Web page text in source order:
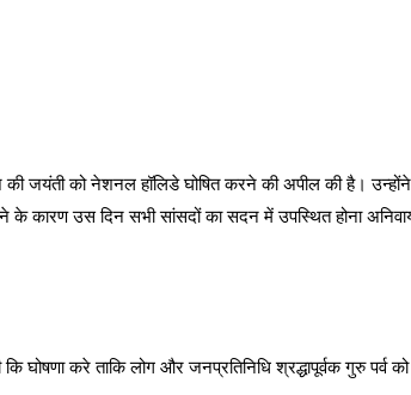
जयंती को नेशनल हॉलिडे घोषित करने की अपील की है।
कारण उस दिन सभी सांसदों का सदन में उपस्थित होना
घोषणा करे ताकि लोग और जनप्रतिनिधि श्रद्धापूर्वक गुरु पर्व